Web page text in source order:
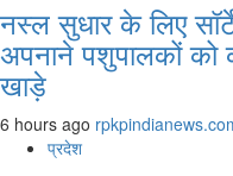
नस्ल सुधार के लिए
अपनाने पशुपालकों को
खाड़े
6 hours ago
प्रदेश